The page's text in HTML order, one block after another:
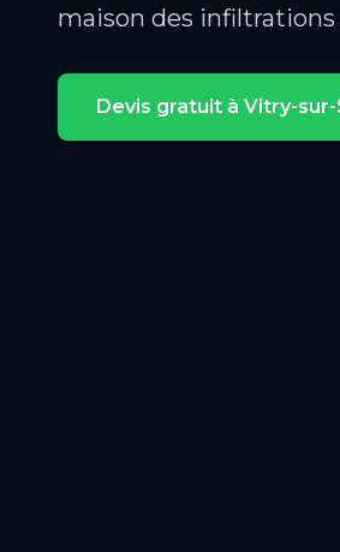
maison des infiltrations
Devis gratuit à Vitry-sur-